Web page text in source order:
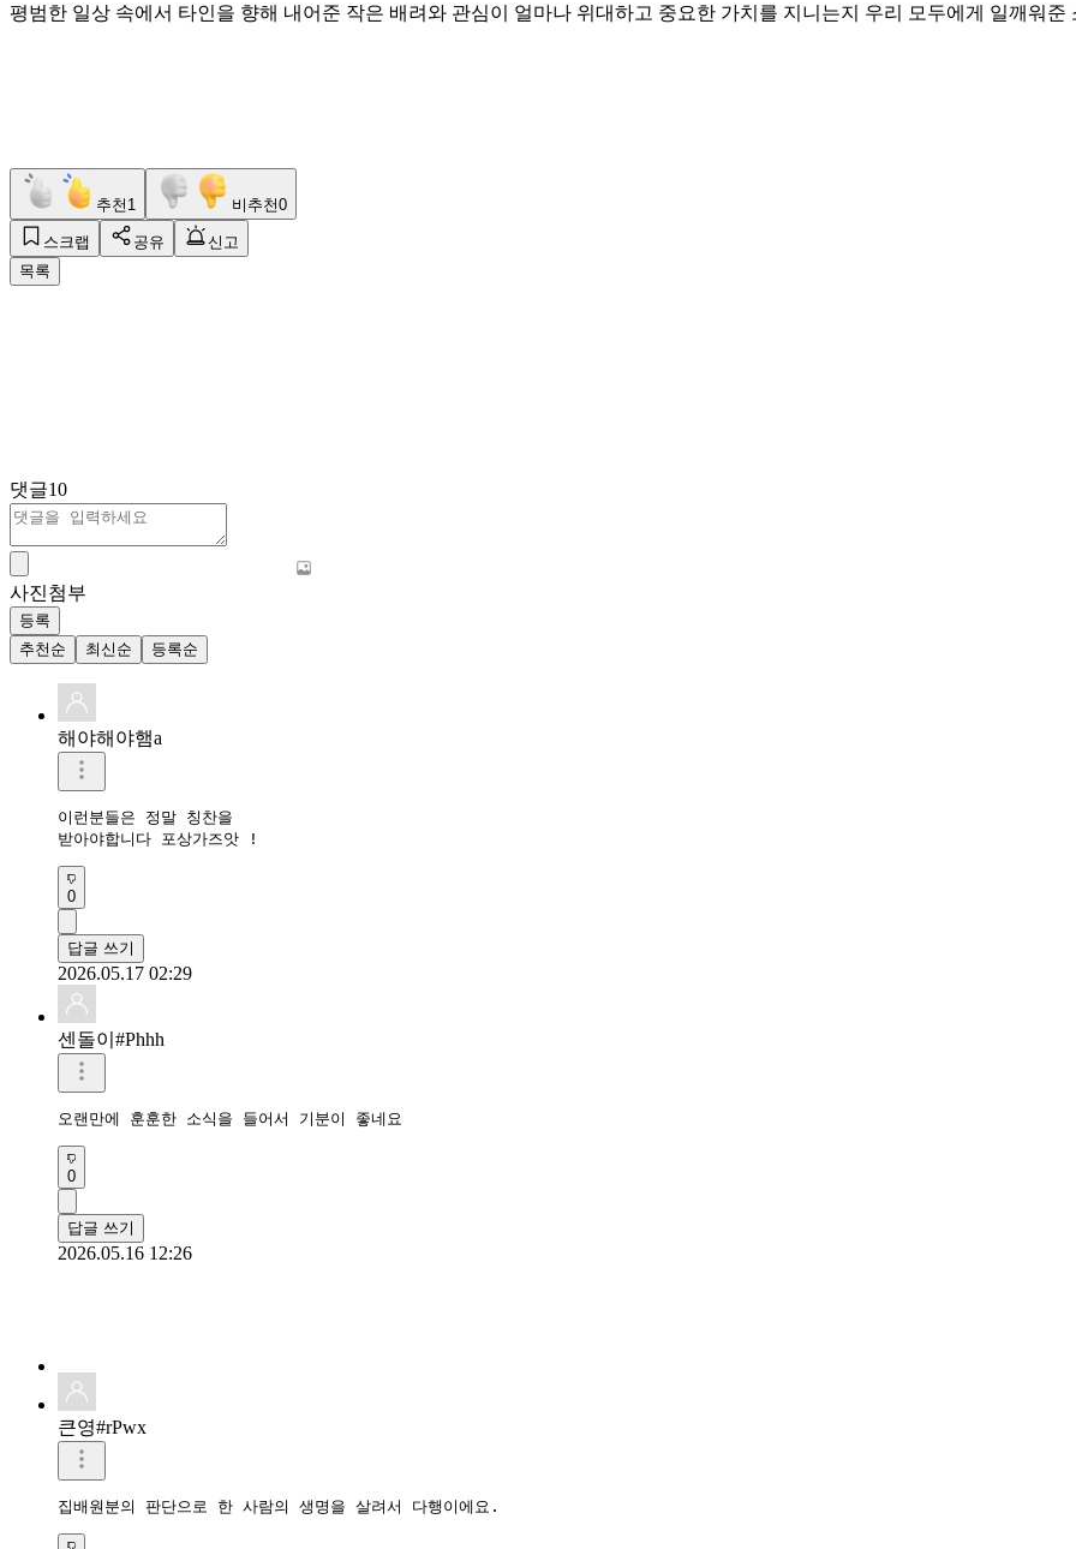
평범한 일상 속에서 타인을 향해 내어준 작은 배려와 관심이 얼마나 위대하고 중요한 가치를 지니는지 우리 모두에게 일깨워준
추천 1 비추천0
스크랩 공유
신고
목록
댓글10
사진첨부
등록
추천순
최신순 등록순
해야해야햄a
이런분들은 정말 칭찬을
받아야합니다 포상가즈앗 !
0
답글 쓰기
2026.05.17 02:29
센돌이#Phhh
오랜만에 훈훈한 소식을 들어서 기분이 좋네요
0
답글 쓰기
2026.05.16 12:26
큰영#rPwx
집배원분의 판단으로 한 사람의 생명을 살려서 다행이에요.